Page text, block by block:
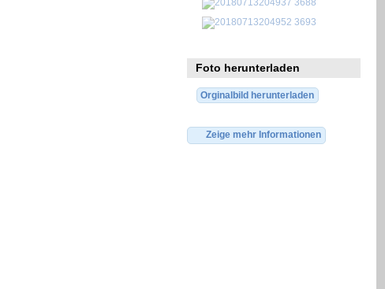
Foto herunterladen
Orginalbild herunterladen
Zeige mehr Informationen